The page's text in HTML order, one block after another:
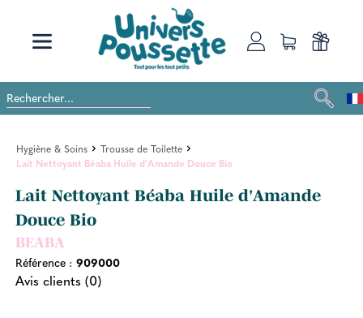
Hygiène & Soins
Trousse de Toilette
Lait Nettoyant Béaba Huile d'Amande Douce Bio
Lait Nettoyant Béaba Huile d'Amande
Douce Bio
BEABA
Référence : 909000
Avis clients (0)